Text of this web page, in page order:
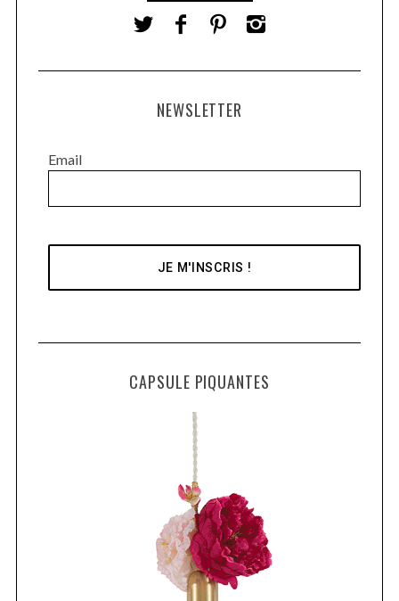
NEWSLETTER
Email
CAPSULE PIQUANTES